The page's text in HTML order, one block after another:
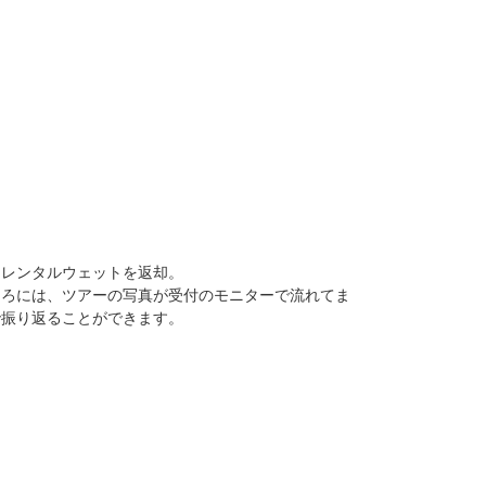
ンタルウェットを返却。
には、ツアーの写真が受付のモニターで流れてま
り返ることができます。